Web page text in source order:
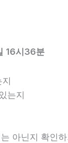
16시36분
는지
아닌지 확인하